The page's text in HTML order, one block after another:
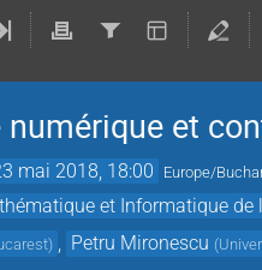
numérique et
mai 2018, 18:00 Europe/
et Informatique de
) Petru Mironescu (